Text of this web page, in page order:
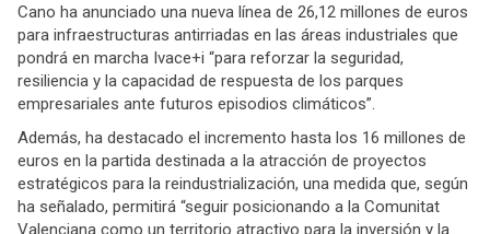
Cano ha anunciado una nueva línea de 26,12 millones de euros
para infraestructuras antirriadas en las áreas industriales que
pondrá en marcha Ivace+i “para reforzar la seguridad,
resiliencia y la capacidad de respuesta de los parques
empresariales ante futuros episodios climáticos”.
Además, ha destacado el incremento hasta los 16 millones de
euros en la partida destinada a la atracción de proyectos
estratégicos para la reindustrialización, una medida que, según
ha señalado, permitirá “seguir posicionando a la Comunitat
Valenciana como un territorio atractivo para la inversión y la